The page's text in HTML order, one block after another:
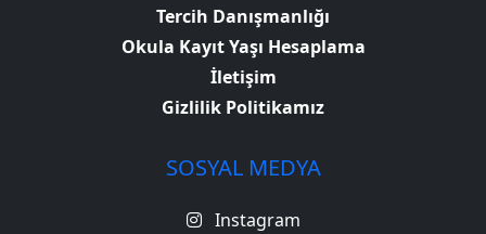
Tercih Danışmanlığı
Okula Kayıt Yaşı Hesaplama
İletişim
Gizlilik Politikamız
SOSYAL MEDYA
Instagram